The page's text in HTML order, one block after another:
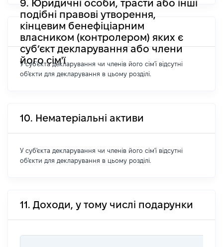
9. Юридичні особи, трасти або інші
подібні правові утворення,
кінцевим бенефіціарним
власником (контролером) яких є
суб’єкт декларування або члени
його сім'ї
У суб'єкта декларування чи членів його сім'ї відсутні
об'єкти для декларування в цьому розділі.
10. Нематеріальні активи
У суб'єкта декларування чи членів його сім'ї відсутні
об'єкти для декларування в цьому розділі.
11. Доходи, у тому числі подарунки